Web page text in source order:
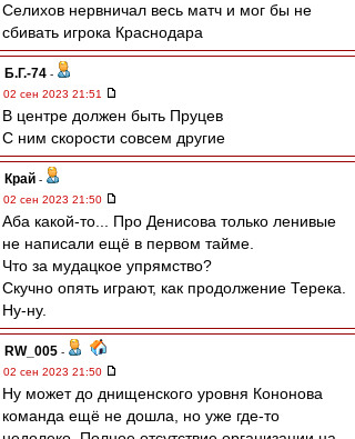
Селихов нервничал весь матч и мог бы не
сбивать игрока Краснодара
Б.Г.-74 -
02 сен 2023 21:51
В центре должен быть Пруцев
С ним скорости совсем другие
Край -
02 сен 2023 21:50
Аба какой-то... Про Денисова только ленивые
не написали ещё в первом тайме.
Что за мудацкое упрямство?
Скучно опять играют, как продолжение Терека.
Ну-ну.
RW_005 -
02 сен 2023 21:50
Ну может до днищенского уровня Кононова
команда ещё не дошла, но уже где-то